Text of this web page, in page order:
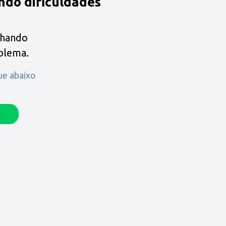
abaixo